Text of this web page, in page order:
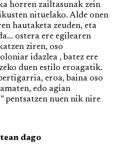
horren zailtasunak zein
nituelako. Alde onen
hautaketa zeuden, eta
ostera ere egilearen
ziren, oso
idazlea , batez ere
duen estilo eroagatik.
eroa, baina oso
edo agian
pentsatzen nuen nik nire
dago